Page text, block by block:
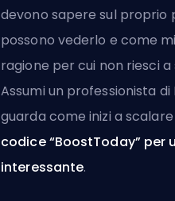
devono sapere sul proprio
possono vederlo e come
ragione per cui non riesci
Assumi un professionista di
guarda come inizi a
codice “BoostToday” per
interessante.